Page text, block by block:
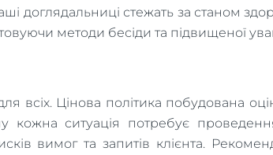
доглядальниці стежать за станом
методи бесіди та підвищеної
Цінова політика побудована
кожна ситуація потребує
вимог та запитів клієнта.